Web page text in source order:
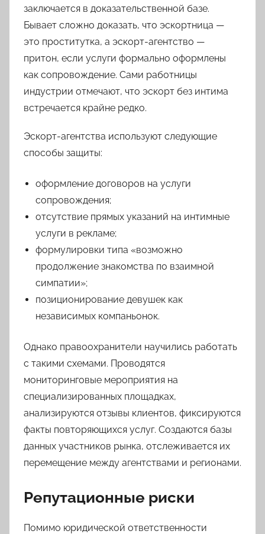
заключается в доказательственной базе.
Бывает сложно доказать, что эскортница —
это проститутка, а эскорт-агентство —
притон, если услуги формально оформлены
как сопровождение. Сами работницы
индустрии отмечают, что эскорт без интима
встречается крайне редко.
Эскорт-агентства используют следующие
способы защиты:
оформление договоров на услуги
сопровождения;
отсутствие прямых указаний на интимные
услуги в рекламе;
формулировки типа «возможно
продолжение знакомства по взаимной
симпатии»;
позиционирование девушек как
независимых компаньонок.
Однако правоохранители научились работать
с такими схемами. Проводятся
мониторинговые мероприятия на
специализированных площадках,
анализируются отзывы клиентов, фиксируются
факты повторяющихся услуг. Создаются базы
данных участников рынка, отслеживается их
перемещение между агентствами и регионами.
Репутационные риски
Помимо юридической ответственности